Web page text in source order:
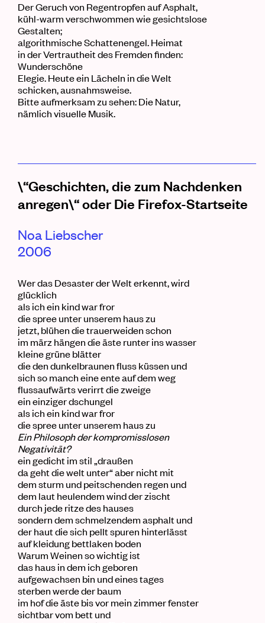
Der Geruch von Regentropfen auf Asphalt,
kühl-warm verschwommen wie gesichtslose
Gestalten;
algorithmischeSchattenengel. Heimat
in der Vertrautheit des Fremden finden:
Wunderschöne
Elegie. Heute ein Lächeln in die Welt
schicken, ausnahmsweise.
Bitte aufmerksam zu sehen: Die Natur,
nämlich visuelle Musik.
\“Geschichten, die zum Nachdenken
anregen\“ oder Die Firefox-Startseite
Noa Liebscher
2006
Wer das Desaster der Welt erkennt, wird
glücklich
als ich ein kindwar fror
diespree unter unserem hauszu
jetzt blühen dietrauerweiden schon
im märz hängen dieäste runter inswasser
kleine grüne blätter
die den dunkelbraunen fluss küssen und
sich so manch eineenteauf dem weg
flussaufwärts verirrt die zweige
ein einzigerdschungel
als ich ein kindwar fror
diespree unter unserem hauszu
Ein Philosoph der kompromisslosen
Negativität?
ein gedicht im stil draußen
da geht diewelt unter“aber nicht mit
dem sturm und peitschenden regen und
dem laut heulendem windder zischt
durch jede ritze des hauses
sondern dem schmelzendem asphalt und
der haut die sich pellt spuren hinterlässt
aufkleidung bettlaken boden
Warum Weinen so wichtig ist
das haus in dem ich geboren
aufgewachsen bin und einestages
sterben werde der baum
im hofdieäste bis vor mein zimmerfenster
sichtbar vom bett und